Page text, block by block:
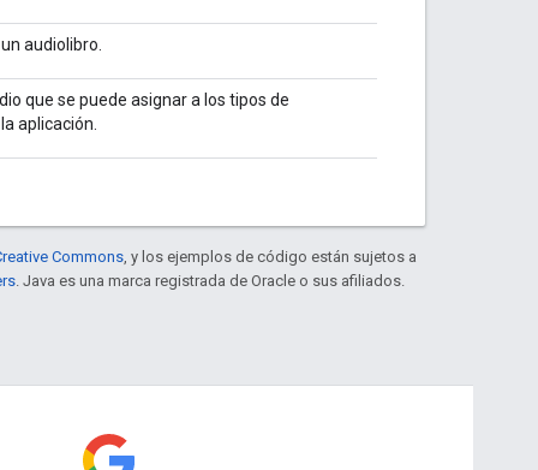
audiolibro.
que se puede asignar a los tipos de
aplicación.
Commons , y los ejemplos de código están sujetos a
. Java es una marca registrada de Oracle o sus afiliados.